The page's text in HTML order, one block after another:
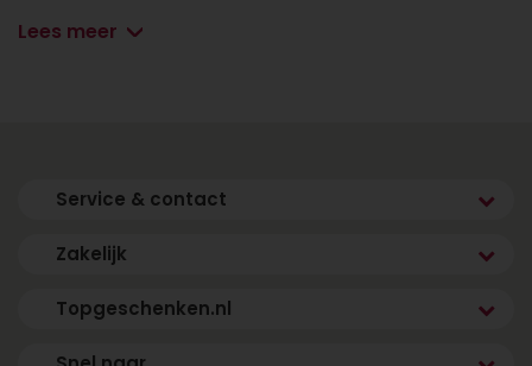
Hand Wash - 40 ml
Ingredienten:
Shower Foam - 250 ml
Aqua, Sodium Laureth Sulfate, Glycerin, Isopentane,
Cocamidopropyl Betaine, Isobutane, Parfum, Decyl
Lees meer
Service & contact
Zakelijk
Topgeschenken.nl